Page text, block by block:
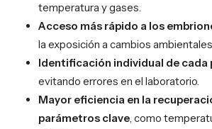
temperatura y gases.
Acceso más rápido a los
la exposición a cambios
Identificación individual de cada
evitando errores en el laboratorio.
Mayor eficiencia en la
parámetros clave, como